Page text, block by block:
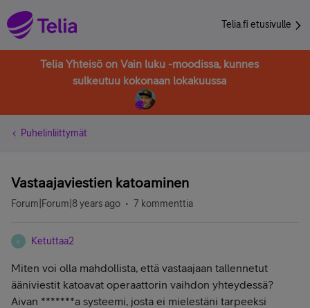
Telia.fi etusivulle
Telia Yhteisö on Vain luku -moodissa, kunnes
sulkeutuu kokonaan lokakuussa
Puhelinliittymät
Vastaajaviestien katoaminen
Forum|Forum|8 years ago 7 kommenttia
K Ketuttaa2
Miten voi olla mahdollista, että vastaajaan tallennetut
ääniviestit katoavat operaattorin vaihdon yhteydessä?
Aivan *******a systeemi, josta ei mielestäni tarpeeksi